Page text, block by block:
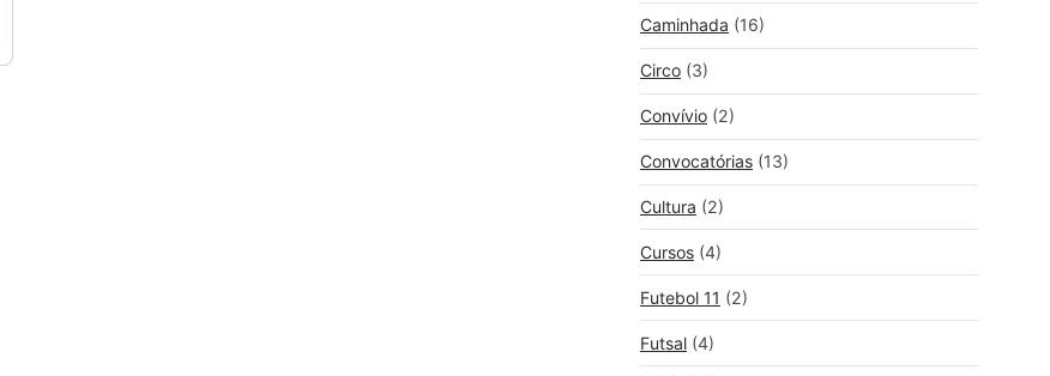
Caminhada (16)
Circo (3)
Convívio (2)
Convocatórias (13)
Cultura (2)
Cursos (4)
Futebol 11 (2)
Futsal (4)